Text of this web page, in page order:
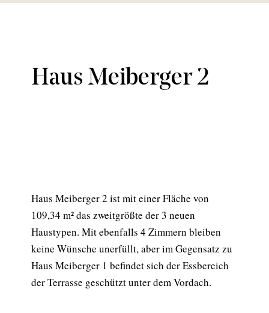
Haus Meiberger 2
Haus Meiberger 2 ist mit einer Fläche von
109,34 m² das zweitgrößte der 3 neuen
Haustypen. Mit ebenfalls 4 Zimmern bleiben
keine Wünsche unerfüllt, aber im Gegensatz zu
Haus Meiberger 1 befindet sich der Essbereich
der Terrasse geschützt unter dem Vordach.